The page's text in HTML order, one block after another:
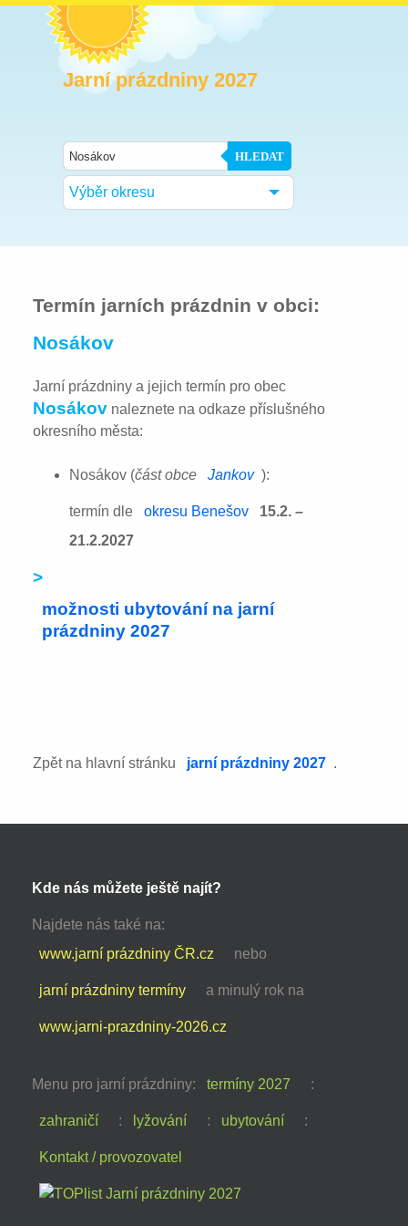
Jarní prázdniny 2027
HLEDAT
Výběr okresu
Termín jarních prázdnin v obci:
Nosákov
Jarní prázdniny a jejich termín pro obec
Nosákov naleznete na odkaze příslušného
okresního města:
Nosákov (část obce Jankov ):
termín dle okresu Benešov
15.2. –
21.2.2027
>
možnosti ubytování na jarní
prázdniny 2027
Zpět na hlavní stránku jarní prázdniny 2027 .
Kde nás můžete ještě najít?
Najdete nás také na:
www.jarní prázdniny ČR.cz
nebo
jarní prázdniny termíny a minulý rok na
www.jarni-prazdniny-2026.cz
Menu pro jarní prázdniny: termíny 2027 :
zahraničí : lyžování : ubytování :
Kontakt / provozovatel